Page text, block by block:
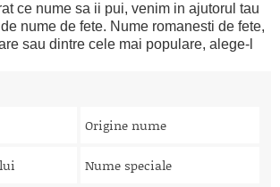
ce nume sa ii pui, venim in ajutorul tau
nume de fete. Nume romanesti de fete,
sau dintre cele mai populare, alege-l
Origine nume
Nume speciale